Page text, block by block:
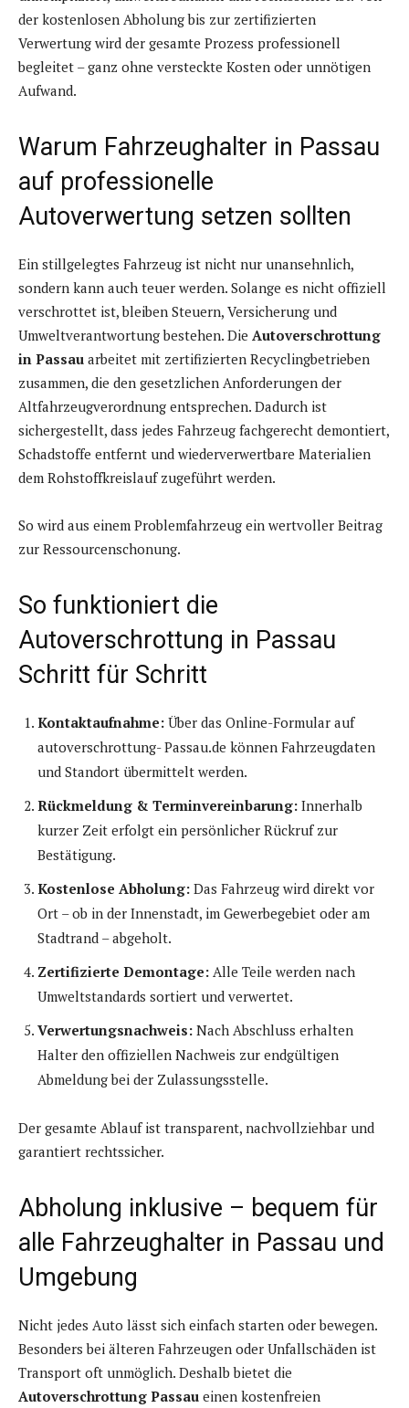
der kostenlosen Abholung bis zur zertifizierten
Verwertung wird der gesamte Prozess professionell
begleitet – ganz ohne versteckte Kosten oder unnötigen
Aufwand.
Warum Fahrzeughalter in Passau
auf professionelle
Autoverwertung setzen sollten
Ein stillgelegtes Fahrzeug ist nicht nur unansehnlich,
sondern kann auch teuer werden. Solange es nicht offiziell
verschrottet ist, bleiben Steuern, Versicherung und
Umweltverantwortung bestehen. Die Autoverschrottung
in Passau arbeitet mit zertifizierten Recyclingbetrieben
zusammen, die den gesetzlichen Anforderungen der
Altfahrzeugverordnung entsprechen. Dadurch ist
sichergestellt, dass jedes Fahrzeug fachgerecht demontiert,
Schadstoffe entfernt und wiederverwertbare Materialien
dem Rohstoffkreislauf zugeführt werden.
So wird aus einem Problemfahrzeug ein wertvoller Beitrag
zur Ressourcenschonung.
So funktioniert die
Autoverschrottung in Passau
Schritt für Schritt
Kontaktaufnahme: Über das Online-Formular auf
autoverschrottung- Passau.de können Fahrzeugdaten
und Standort übermittelt werden.
Rückmeldung & Terminvereinbarung: Innerhalb
kurzer Zeit erfolgt ein persönlicher Rückruf zur
Bestätigung.
Kostenlose Abholung: Das Fahrzeug wird direkt vor
Ort – ob in der Innenstadt, im Gewerbegebiet oder am
Stadtrand – abgeholt.
Zertifizierte Demontage: Alle Teile werden nach
Umweltstandards sortiert und verwertet.
Verwertungsnachweis: Nach Abschluss erhalten
Halter den offiziellen Nachweis zur endgültigen
Abmeldung bei der Zulassungsstelle.
Der gesamte Ablauf ist transparent, nachvollziehbar und
garantiert rechtssicher.
Abholung inklusive – bequem für
alle Fahrzeughalter in Passau und
Umgebung
Nicht jedes Auto lässt sich einfach starten oder bewegen.
Besonders bei älteren Fahrzeugen oder Unfallschäden ist
Transport oft unmöglich. Deshalb bietet die
Autoverschrottung Passau einen kostenfreien